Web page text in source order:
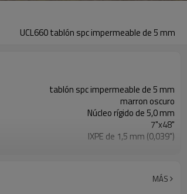
UCL660 tablón spc impermeable de 5 mm
tablón spc impermeable de 5 mm
marron oscuro
Núcleo rígido de 5,0 mm
7"x48"
IXPE de 1,5 mm (0,039")
comercial ligero-15 años residencial - de por vida
impermeable/ignífugo/antideslizante
MÁS